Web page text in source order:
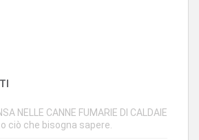
NELLE CANNE FUMARIE DI CALDAIE
ciò che bisogna sapere.